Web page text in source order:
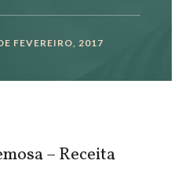
FEVEREIRO, 2017
– Receita